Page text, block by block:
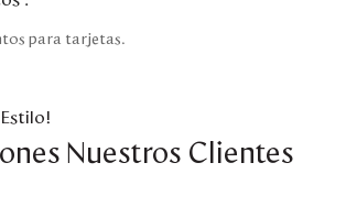
para tarjetas.
Nuestros Clientes